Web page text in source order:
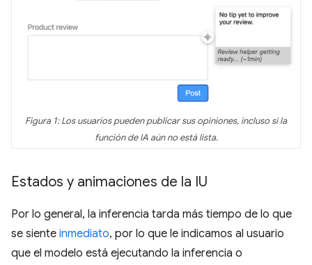
Figura 1: Los usuarios pueden publicar sus opiniones, incluso si la
función de IA aún no está lista.
Estados y animaciones de la IU
Por lo general, la inferencia tarda más tiempo de lo que
se siente inmediato, por lo que le indicamos al usuario
que el modelo está ejecutando la inferencia o